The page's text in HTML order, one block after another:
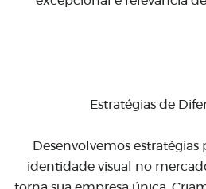
Estratégias de
Desenvolvemos estratégias
identidade visual no